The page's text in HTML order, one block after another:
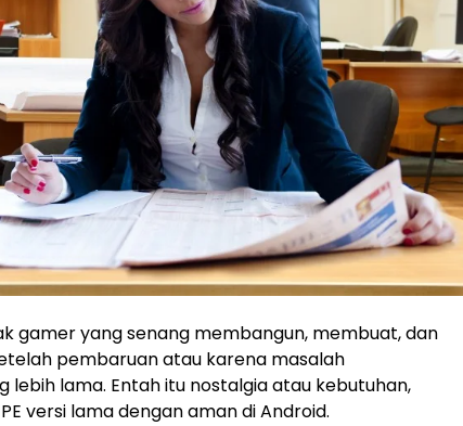
gamer yang senang membangun, membuat, dan
pembaruan atau karena masalah
lebih lama. Entah itu nostalgia atau kebutuhan,
versi lama dengan aman di Android.